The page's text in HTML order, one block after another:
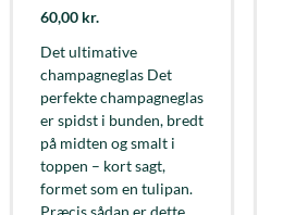
60,00 kr.
Det ultimative
champagneglas Det
perfekte champagneglas
er spidst i bunden, bredt
på midten og smalt i
toppen – kort sagt,
formet som en tulipan.